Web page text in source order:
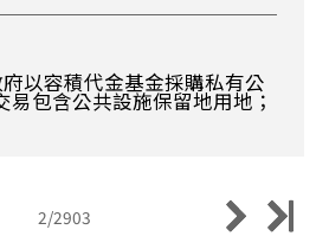
以容積代金基金採購私有公
易包含公共設施保留地用地；
2/2903